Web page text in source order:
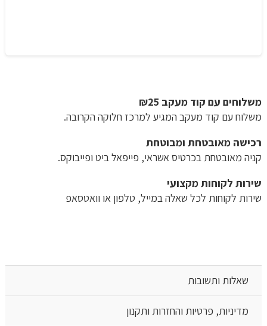
משלוחים עם קוד מעקב ₪25
משלוח​ עם קוד מעקב המגיע למרכז חלוקה הקרובה.
רכישה​ ​מאובטחת ומבוטחת
קניה מאובטחת בכרטיס אשראי, פייפאל ביט ופייבוקס.
שירות לקוחות מקצועי
שירות לקוחות לכל שאלה במייל, טלפון או וואטסאפ
שאלות ותשובות
מדיניות, פרטיות והחזרות ותקנון